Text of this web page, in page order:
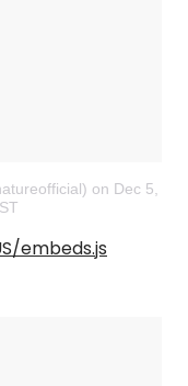
on Dec 5,
embeds.js